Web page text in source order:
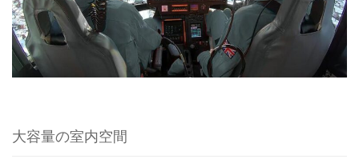
大容量の室内空間